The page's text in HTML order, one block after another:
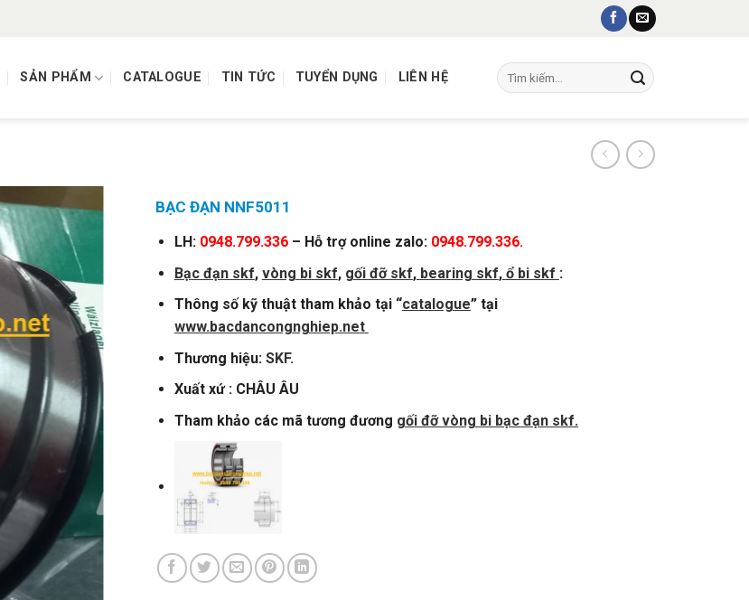
SẢN PHẨM CATALOGUE TIN TỨC TUYỂN DỤNG LIÊN HỆ
Tìm
kiếm:
BẠC ĐẠN NNF5011
LH:0948.799.336 – Hỗ trợ online zalo: 0948.799.336.
Bạc đạn skf, vòng bi skf, gối đỡ skf, bearing skf, ổ bi skf :
Thông số kỹ thuật tham khảo tại “catalogue” tại
www.bacdancongnghiep.net
Thương hiệu: SKF.
Xuất xứ : CHÂU ÂU
Tham khảo các mã tương đương gối đỡ vòng bi bạc đạn skf.